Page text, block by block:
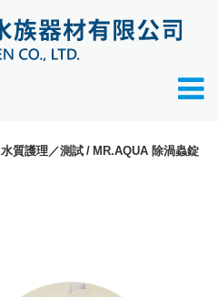
水質護理／測試 MR.AQUA 除渦蟲錠